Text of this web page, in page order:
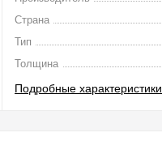
Страна
Тип
Толщина
Подробные характеристики